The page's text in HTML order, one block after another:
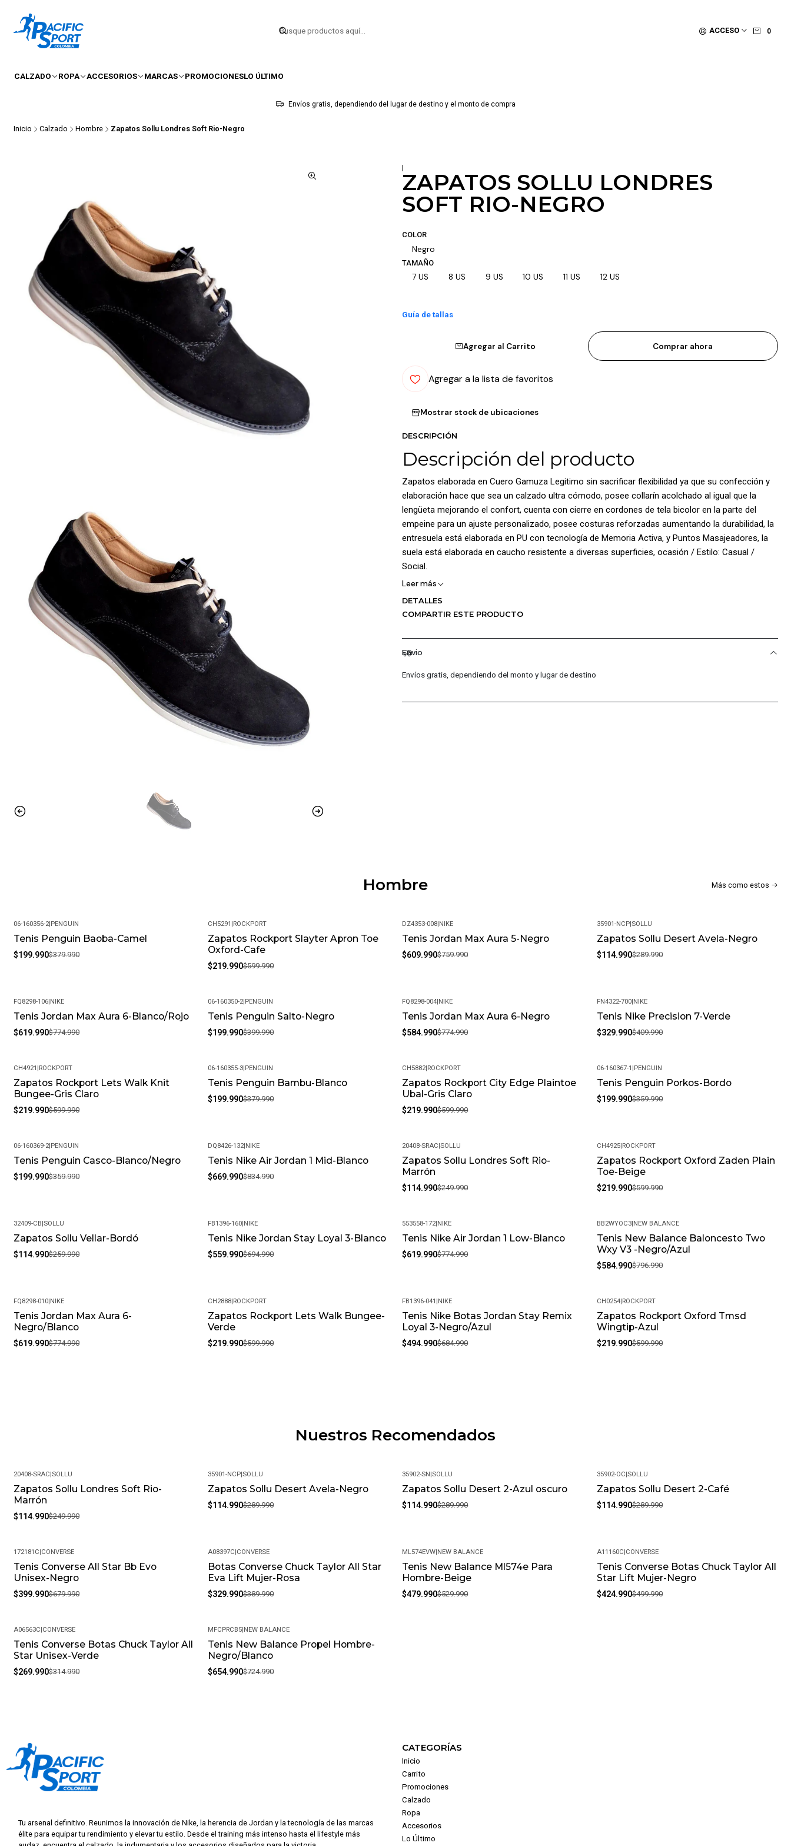
ACCESO 0
CALZADO ROPA ACCESORIOS MARCAS PROMOCIONESLO ÚLTIMO
Envíos gratis, dependiendo del lugar de destino y el monto de compra
Inicio Calzado Hombre Zapatos Sollu Londres Soft Rio-Negro
|
ZAPATOS SOLLU LONDRES
SOFT RIO-NEGRO
COLOR
Negro
TAMAÑO
7 US 8 US 9 US 10 US 11 US 12 US
Guía de tallas
Agregar al Carrito Comprar ahora
Agregar a la lista de favoritos
Mostrar stock de ubicaciones
DESCRIPCIÓN
Descripción del producto
Zapatos elaborada en Cuero Gamuza Legitimo sin sacrificar flexibilidad ya que su confección y
elaboración hace que sea un calzado ultra cómodo, posee collarín acolchado al igual que la
lengüeta mejorando el confort, cuenta con cierre en cordones de tela bicolor en la parte del
empeine para un ajuste personalizado, posee costuras reforzadas aumentando la durabilidad, la
entresuela está elaborada en PU con tecnología de Memoria Activa, y Puntos Masajeadores, la
suela está elaborada en caucho resistente a diversas superficies, ocasión / Estilo: Casual /
Social.
Leer más
DETALLES
COMPARTIR ESTE PRODUCTO
Envio
Envíos gratis, dependiendo del monto y lugar de destino
Hombre Más como estos
-47%
06-160356-2|PENGUIN
Tenis Penguin Baoba-Camel
$199.990$379.990
-63%
CH5291 |ROCKPORT
Zapatos Rockport Slayter Apron Toe
Oxford-Cafe
$219.990$599.990
-20%
DZ4353-008|NIKE
Tenis Jordan Max Aura 5-Negro
$609.990$759.990
-60%
35901-NCP|SOLLU
Zapatos Sollu Desert Avela-Negro
$114.990$289.990
-20%
FQ8298-106|NIKE
Tenis Jordan Max Aura 6-Blanco/Rojo
$619.990$774.990
-50%
06-160350-2|PENGUIN
Tenis Penguin Salto-Negro
$199.990$399.990
-25%
FQ8298-004|NIKE
Tenis Jordan Max Aura 6-Negro
$584.990$774.990
-20%
FN4322-700|NIKE
Tenis Nike Precision 7-Verde
$329.990$409.990
-63%
CH4921 |ROCKPORT
Zapatos Rockport Lets Walk Knit
Bungee-Gris Claro
$219.990$599.990
-47%
06-160355-3|PENGUIN
Tenis Penguin Bambu-Blanco
$199.990$379.990
-63%
CH5882|ROCKPORT
Zapatos Rockport City Edge Plaintoe
Ubal-Gris Claro
$219.990$599.990
-44%
06-160367-1 |PENGUIN
Tenis Penguin Porkos-Bordo
$199.990$359.990
-44%
06-160369-2|PENGUIN
Tenis Penguin Casco-Blanco/Negro
$199.990$359.990
-20%
DQ8426-132|NIKE
Tenis Nike Air Jordan 1 Mid-Blanco
$669.990$834.990
-54%
20408-SRAC|SOLLU
Zapatos Sollu Londres Soft Rio-
Marrón
$114.990$249.990
-63%
CH4925|ROCKPORT
Zapatos Rockport Oxford Zaden Plain
Toe-Beige
$219.990$599.990
-56%
32409-CB|SOLLU
Zapatos Sollu Vellar-Bordó
$114.990$259.990
-19%
FB1396-160|NIKE
Tenis Nike Jordan Stay Loyal 3-Blanco
$559.990$694.990
-20%
553558-172|NIKE
Tenis Nike Air Jordan 1 Low-Blanco
$619.990$774.990
-27%
BB2WYOC3|NEW BALANCE
Tenis New Balance Baloncesto Two
Wxy V3 -Negro/Azul
$584.990$796.990
-20%
FQ8298-010|NIKE
Tenis Jordan Max Aura 6-
Negro/Blanco
$619.990$774.990
-63%
CH2888|ROCKPORT
Zapatos Rockport Lets Walk Bungee-
Verde
$219.990$599.990
-28%
FB1396-041 |NIKE
Tenis Nike Botas Jordan Stay Remix
Loyal 3-Negro/Azul
$494.990$684.990
-63%
CH0254|ROCKPORT
Zapatos Rockport Oxford Tmsd
Wingtip-Azul
$219.990$599.990
Nuestros Recomendados
-54%
20408-SRAC|SOLLU
Zapatos Sollu Londres Soft Rio-
Marrón
$114.990$249.990
-60%
35901-NCP|SOLLU
Zapatos Sollu Desert Avela-Negro
$114.990$289.990
-60%
35902-SN|SOLLU
Zapatos Sollu Desert 2-Azul oscuro
$114.990$289.990
-60%
35902-OC|SOLLU
Zapatos Sollu Desert 2-Café
$114.990$289.990
-41%
172181C|CONVERSE
Tenis Converse All Star Bb Evo
Unisex-Negro
$399.990$679.990
-15%
A08397C|CONVERSE
Botas Converse Chuck Taylor All Star
Eva Lift Mujer-Rosa
$329.990$389.990
-9%
ML574EVW|NEW BALANCE
Tenis New Balance Ml574e Para
Hombre-Beige
$479.990$529.990
-15%
A11160C|CONVERSE
Tenis Converse Botas Chuck Taylor All
Star Lift Mujer-Negro
$424.990$499.990
-14%
A06563C|CONVERSE
Tenis Converse Botas Chuck Taylor All
Star Unisex-Verde
$269.990$314.990
-10%
MFCPRCB5|NEW BALANCE
Tenis New Balance Propel Hombre-
Negro/Blanco
$654.990$724.990
Tu arsenal definitivo. Reunimos la innovación de Nike, la herencia de Jordan y la tecnología de las marcas
élite para equipar tu rendimiento y elevar tu estilo. Desde el training más intenso hasta el lifestyle más
CATEGORÍAS
Inicio
Carrito
Promociones
Calzado
Ropa
Accesorios
Lo Último